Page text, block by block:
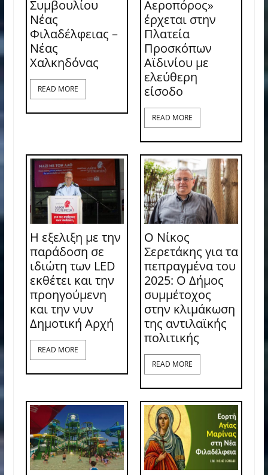
Συμβουλίου
Νέας
Φιλαδέλφειας –
Νέας
Χαλκηδόνας
READ MORE
Αεροπόρος»
έρχεται στην
Πλατεία
Προσκόπων
Αϊδινίου με
ελεύθερη
είσοδο
READ MORE
Η εξελιξη με την
παράδοση σε
ιδιώτη των LED
εκθέτει και την
προηγούμενη
και την νυν
Δημοτική Αρχή
READ MORE
Ο Νίκος
Σερετάκης για τα
πεπραγμένα του
2025: Ο Δήμος
συμμέτοχος
στην κλιμάκωση
της αντιλαϊκής
πολιτικής
READ MORE